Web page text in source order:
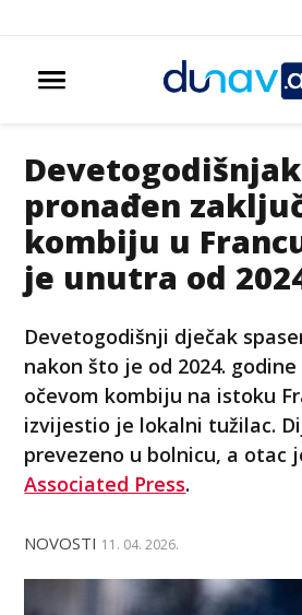
Devetogodišnjak
pronađen
kombiju u
je unutra od
Devetogodišnji dječak
nakon što je od 2024.
očevom kombiju na istoku
izvijestio je lokalni tužilac.
prevezeno u bolnicu, a otac
Associated Press.
NOVOSTI 11. 04. 2026.